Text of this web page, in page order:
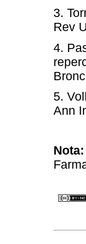
3.
Rev
4.
5.
Ann
Nota: